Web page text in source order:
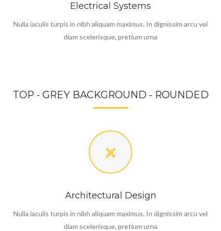
Electrical Systems
Nulla iaculis turpis in nibh aliquam maximus. In dignissim arcu vel
diam scelerisque, pretium urna
TOP - GREY BACKGROUND - ROUNDED
Architectural Design
Nulla iaculis turpis in nibh aliquam maximus. In dignissim arcu vel
diam scelerisque, pretium urna